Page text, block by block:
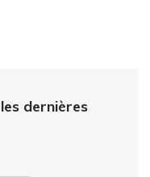
dernières